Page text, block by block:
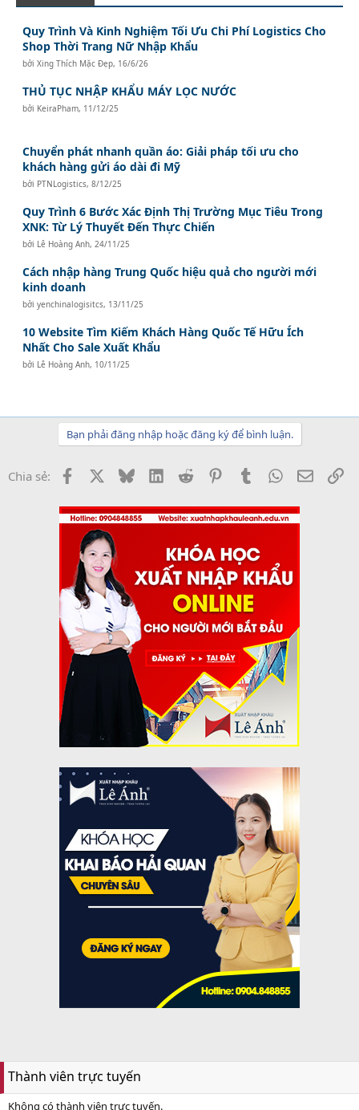
Quy Trình Và Kinh Nghiệm Tối Ưu Chi Phí Logistics Cho
Shop Thời Trang Nữ Nhập Khẩu
bởiXing Thích Mặc Đẹp, 16/6/26
THỦ TỤC NHẬP KHẨU MÁY LỌC NƯỚC
bởi KeiraPham, 11/12/25
Chuyển phát nhanh quần áo: Giải pháp tối ưu cho
khách hàng gửi áo dài đi Mỹ
bởi PTNLogistics,8/12/25
Quy Trình 6 Bước Xác Định Thị Trường Mục Tiêu Trong
XNK: Từ Lý Thuyết Đến Thực Chiến
bởi Lê Hoàng Anh, 24/11/25
Cách nhập hàng Trung Quốc hiệu quả cho người mới
kinh doanh
bởiyenchinalogisitcs, 13/11/25
10 Website Tìm Kiếm Khách Hàng Quốc Tế Hữu Ích
Nhất Cho Sale Xuất Khẩu
bởi Lê Hoàng Anh, 10/11/25
Bạn phải đăng nhập hoặc đăng ký để bình luận.
Chia sẻ: Facebook BlueskyLinkedInReddit PinterestTumblrWhatsApp
Email
Thành viên trực tuyến
Không có thành viên trực tuyến.